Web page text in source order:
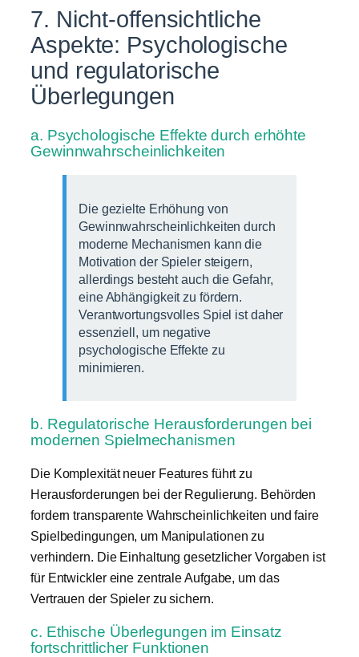
7. Nicht-offensichtliche
Aspekte: Psychologische
und regulatorische
Überlegungen
a. Psychologische Effekte durch erhöhte
Gewinnwahrscheinlichkeiten
Die gezielte Erhöhung von
Gewinnwahrscheinlichkeiten durch
moderne Mechanismen kann die
Motivation der Spieler steigern,
allerdings besteht auch die Gefahr,
eine Abhängigkeit zu fördern.
Verantwortungsvolles Spiel ist daher
essenziell, um negative
psychologische Effekte zu
minimieren.
b. Regulatorische Herausforderungen bei
modernen Spielmechanismen
Die Komplexität neuer Features führt zu
Herausforderungen bei der Regulierung. Behörden
fordern transparente Wahrscheinlichkeiten und faire
Spielbedingungen, um Manipulationen zu
verhindern. Die Einhaltung gesetzlicher Vorgaben ist
für Entwickler eine zentrale Aufgabe, um das
Vertrauen der Spieler zu sichern.
c. Ethische Überlegungen im Einsatz
fortschrittlicher Funktionen